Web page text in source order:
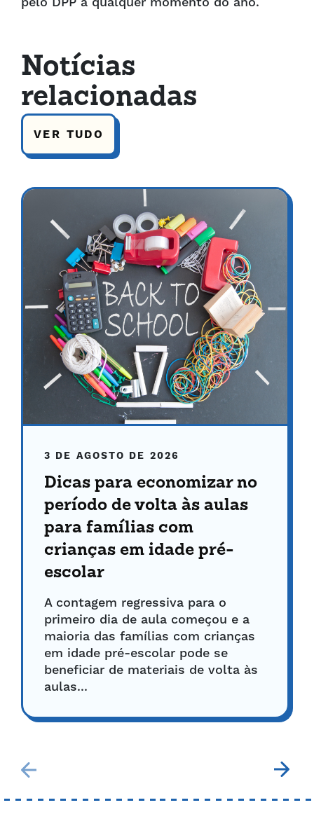
Notícias
relacionadas
VER TUDO
3 DE AGOSTO DE 2026
Dicas para economizar no
período de volta às aulas
para famílias com
crianças em idade pré-
escolar
A contagem regressiva para o
primeiro dia de aula começou e a
maioria das famílias com crianças
em idade pré-escolar pode se
beneficiar de materiais de volta às
aulas...